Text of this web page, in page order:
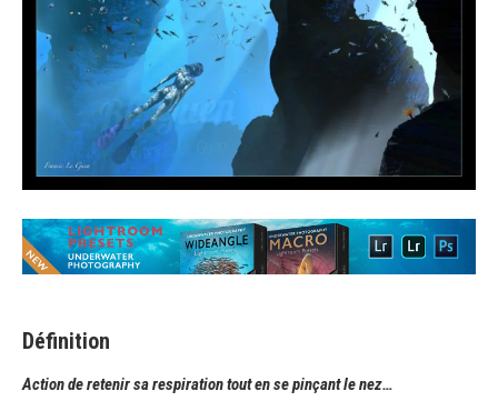
Définition
Action de retenir sa respiration tout en se pinçant le nez…